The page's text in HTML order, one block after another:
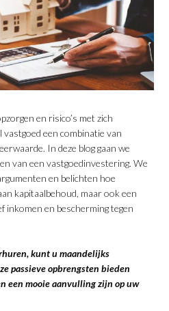
en risico’s met zich
een combinatie van
In deze blog gaan we
van een vastgoedinvestering. We
en belichten hoe
kapitaalbehoud, maar ook een
inkomen en bescherming tegen
kunt u maandelijks
passieve opbrengsten bieden
een mooie aanvulling zijn op uw